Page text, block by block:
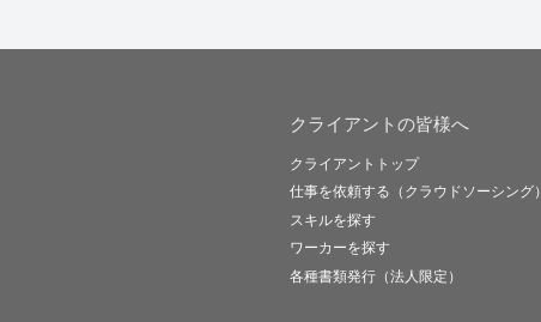
クライアントの皆様へ
クライアントトップ
仕事を依頼する（クラウドソーシング）
スキルを探す
ワーカーを探す
各種書類発行（法人限定）